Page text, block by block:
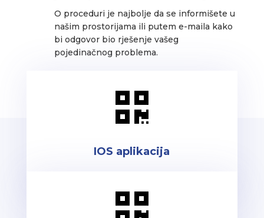
O proceduri je najbolje da se informišete u
našim prostorijama ili putem e-maila kako
bi odgovor bio rješenje vašeg
pojedinačnog problema.

IOS aplikacija
